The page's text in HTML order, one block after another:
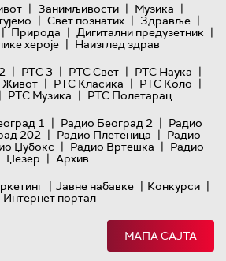
| Занимљивости | Музика |
| Свет познатих | Здравље |
| Природа | Дигитални предузетник |
хероје | Наизглед здрав
| РТС 3 | РТС Свет | РТС Наука |
Живот | РТС Класика | РТС Коло |
| РТС Музика | РТС Полетарац
1 | Радио Београд 2 | Радио
202 | Радио Плетеница | Радио
Џубокс | Радио Вртешка | Радио
Џезер | Архив
| Јавне набавке | Конкурси |
Интернет портал
МАПА САЈТА